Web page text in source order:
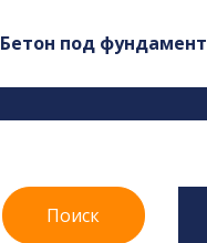
Бетон под фундамент
Поиск